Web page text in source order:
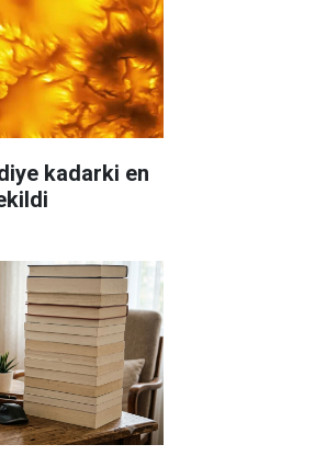
kadarki en